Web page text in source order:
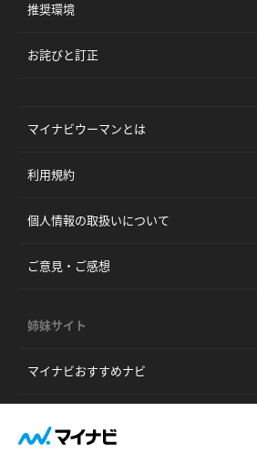
推奨環境
お詫びと訂正
マイナビウーマンとは
利用規約
個人情報の取扱いについて
ご意見・ご感想
姉妹サイト
マイナビおすすめナビ